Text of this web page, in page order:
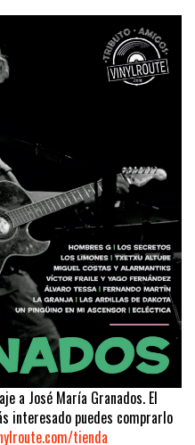
a José María Granados. El
interesado puedes comprarlo
tienda